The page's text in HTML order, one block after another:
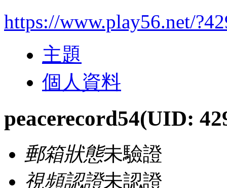
https://www.play56.net/
主題
個人資料
peacerecord54(UID:
郵箱狀態未驗證
視頻認證未認證